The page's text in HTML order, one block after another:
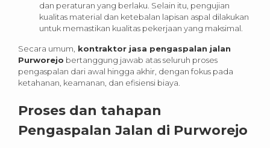
dan peraturan yang berlaku. Selain itu, pengujian
kualitas material dan ketebalan lapisan aspal dilakukan
untuk memastikan kualitas pekerjaan yang maksimal.
Secara umum, kontraktor jasa pengaspalan jalan
Purworejo bertanggung jawab atas seluruh proses
pengaspalan dari awal hingga akhir, dengan fokus pada
ketahanan, keamanan, dan efisiensi biaya.
Proses dan tahapan
Pengaspalan Jalan di Purworejo